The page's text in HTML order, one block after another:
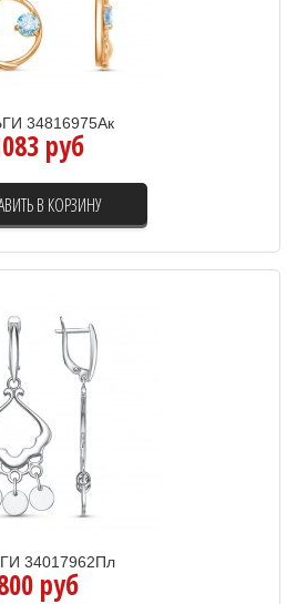
34816975Ак
руб
В КОРЗИНУ
34017962Пл
руб